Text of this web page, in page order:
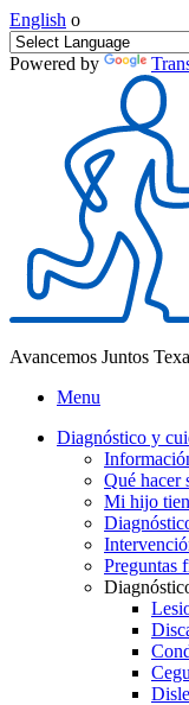
English o
Powered by
Avancemos Juntos
Menu
Diagnóstico y
Qué hacer
Mi hijo
Preguntas